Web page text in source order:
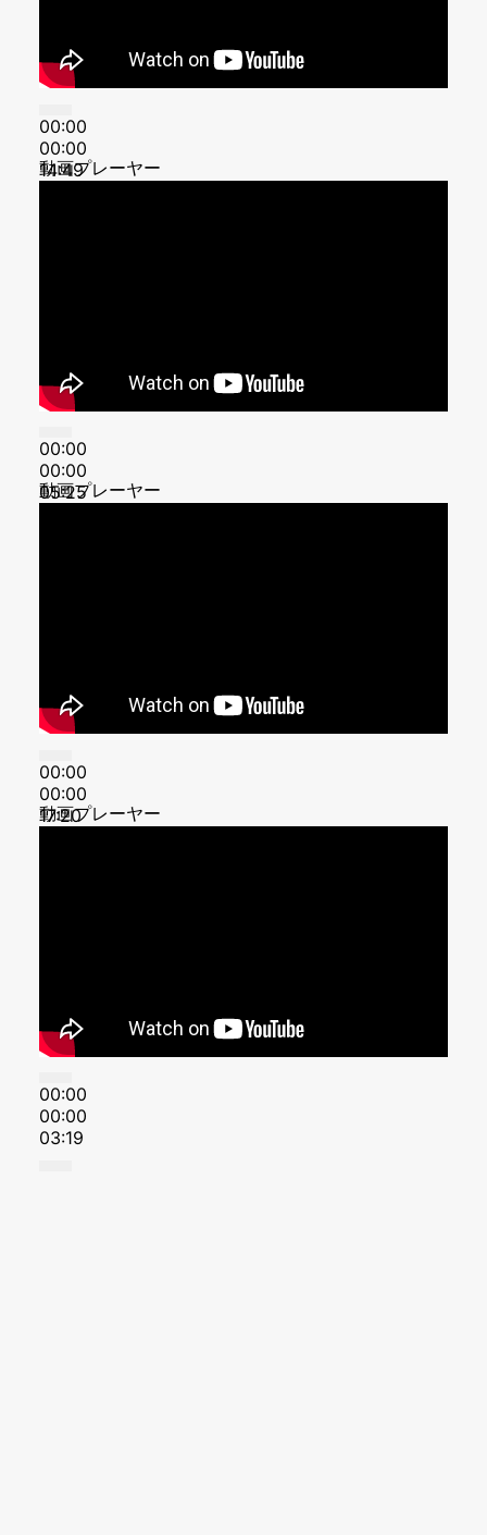
00:00
00:00
14:49
動画プレーヤー
00:00
00:00
05:25
動画プレーヤー
00:00
00:00
17:20
動画プレーヤー
00:00
00:00
03:19